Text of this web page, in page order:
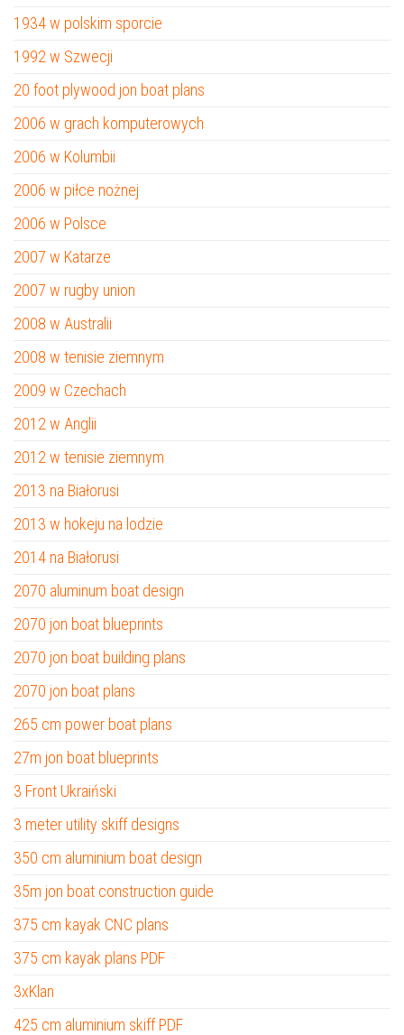
1934 w polskim sporcie
1992 w Szwecji
20 foot plywood jon boat plans
2006 w grach komputerowych
2006 w Kolumbii
2006 w piłce nożnej
2006 w Polsce
2007 w Katarze
2007 w rugby union
2008 w Australii
2008 w tenisie ziemnym
2009 w Czechach
2012 w Anglii
2012 w tenisie ziemnym
2013 na Białorusi
2013 w hokeju na lodzie
2014 na Białorusi
2070 aluminum boat design
2070 jon boat blueprints
2070 jon boat building plans
2070 jon boat plans
265 cm power boat plans
27m jon boat blueprints
3 Front Ukraiński
3 meter utility skiff designs
350 cm aluminium boat design
35m jon boat construction guide
375 cm kayak CNC plans
375 cm kayak plans PDF
3xKlan
425 cm aluminium skiff PDF